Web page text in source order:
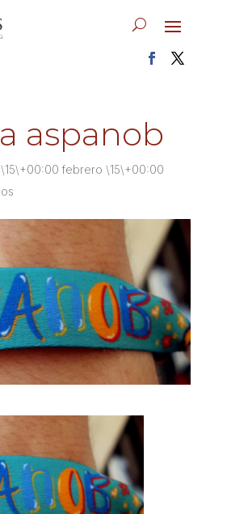
aspanob
\15\+00:00 febrero \15\+00:00